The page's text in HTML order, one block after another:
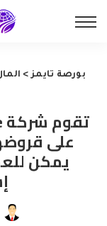
بورصة تايمز>
على